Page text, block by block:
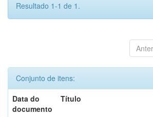
Resultado 1-1 de 1.
Conjunto de itens:
Data do
documento
Título